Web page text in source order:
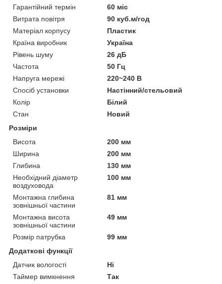
Гарантійний термін
60 міс
Витрата повітря
90 куб.м/год
Матеріал корпусу
Пластик
Країна виробник
Україна
Рівень шуму
26 дБ
Частота
50 Гц
Напруга мережі
220~240 В
Спосіб установки
Настінний/стельовий
Колір
Білий
Стан
Новий
Розміри
Висота
200 мм
Ширина
200 мм
Глибина
130 мм
Необхідний діаметр
воздуховода
100 мм
Монтажна глибина
зовнішньої частини
81 мм
Монтажна висота
зовнішньої частини
49 мм
Розмір патрубка
99 мм
Додаткові функції
Датчик вологості
Ні
Таймер вимкнення
Так